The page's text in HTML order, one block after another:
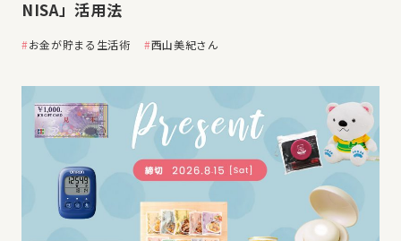
NISA」活用法
お金が貯まる生活術 西山美紀さん